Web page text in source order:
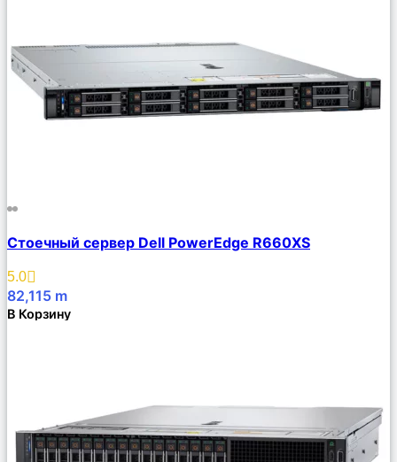
Описание
Избранное
Стоечный сервер Dell PowerEdge R660XS
5.0
82,115 m
В Корзину